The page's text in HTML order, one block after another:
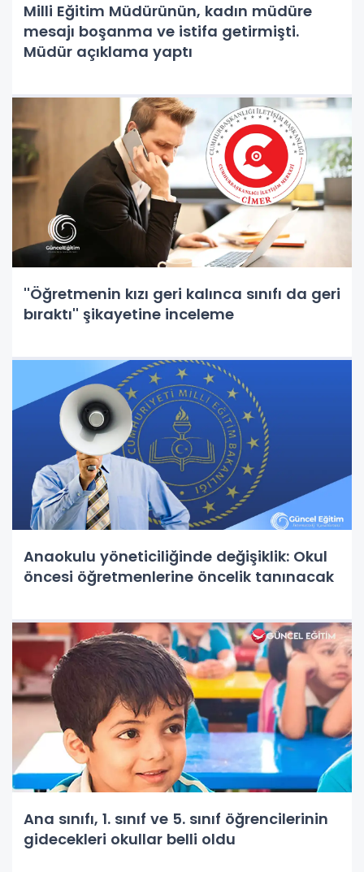
Milli Eğitim Müdürünün, kadın müdüre
mesajı boşanma ve istifa getirmişti.
Müdür açıklama yaptı
''Öğretmenin kızı geri kalınca sınıfı da geri
bıraktı'' şikayetine inceleme
Anaokulu yöneticiliğinde değişiklik: Okul
öncesi öğretmenlerine öncelik tanınacak
Ana sınıfı, 1. sınıf ve 5. sınıf öğrencilerinin
gidecekleri okullar belli oldu